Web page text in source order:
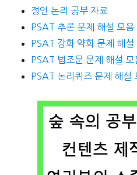
정언 논리 공부 자료
PSAT 추론 문제 해설 모음
PSAT 강화 약화 문제 해설
PSAT 법조문 문제 해설 모
PSAT 논리퀴즈 문제 해설